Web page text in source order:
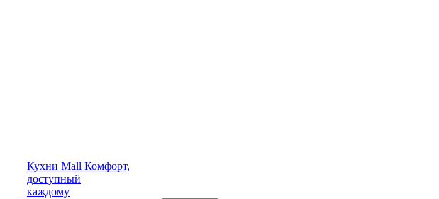
Кухни Mall Комфорт,
доступный
каждому